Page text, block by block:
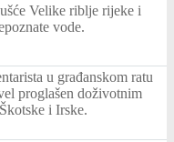
Velike riblje rijeke i
vode.
u građanskom ratu
proglašen doživotnim
i Irske.